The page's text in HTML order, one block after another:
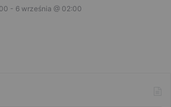
- 6 września @ 02:00